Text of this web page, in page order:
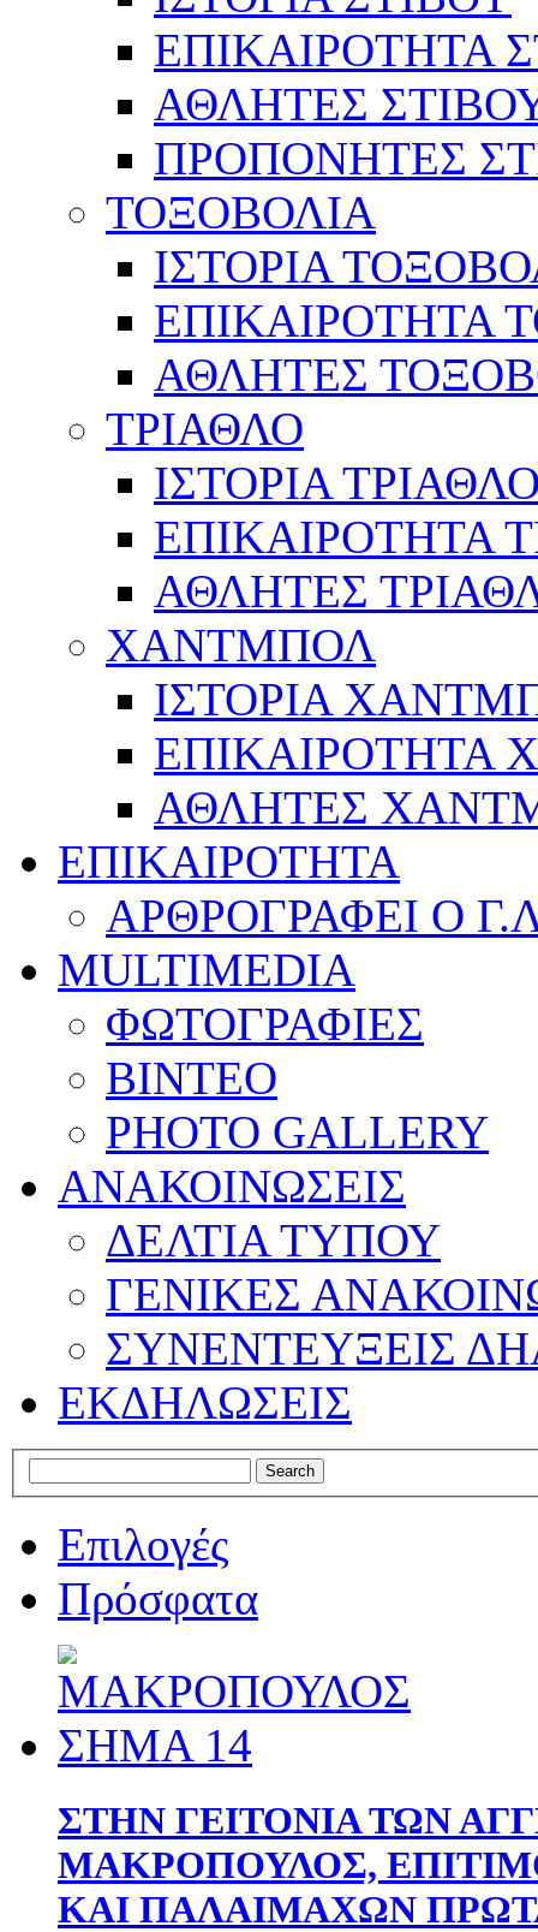
ΕΠΙΚΑΙΡΟΤΗΤΑ
ΑΘΛΗΤΕΣ
ΠΡΟΠΟΝΗΤΕΣ
ΤΟΞΟΒΟΛΙΑ
ΙΣΤΟΡΙΑ
ΕΠΙΚΑΙΡΟΤΗΤΑ
ΑΘΛΗΤΕΣ
ΤΡΙΑΘΛΟ
ΙΣΤΟΡΙΑ
ΕΠΙΚΑΙΡΟΤΗΤΑ
ΑΘΛΗΤΕΣ
ΧΑΝΤΜΠΟΛ
ΙΣΤΟΡΙΑ
ΕΠΙΚΑΙΡΟΤΗΤΑ
ΑΘΛΗΤΕΣ
ΕΠΙΚΑΙΡΟΤΗΤΑ
ΑΡΘΡΟΓΡΑΦΕΙ Ο
MULTIMEDIA
ΦΩΤΟΓΡΑΦΙΕΣ
ΒΙΝΤΕΟ
PHOTO GALLERY
ΑΝΑΚΟΙΝΩΣΕΙΣ
ΔΕΛΤΙΑ ΤΥΠΟΥ
ΓΕΝΙΚΕΣ
ΣΥΝΕΝΤΕΥΞΕΙΣ
ΕΚΔΗΛΩΣΕΙΣ
Επιλογές
Πρόσφατα
ΣΤΗΝ ΓΕΙΤΟΝΙΑ ΤΩΝ
ΜΑΚΡΟΠΟΥΛΟΣ,
ΚΑΙ ΠΑΛΑΙΜΑΧΩΝ